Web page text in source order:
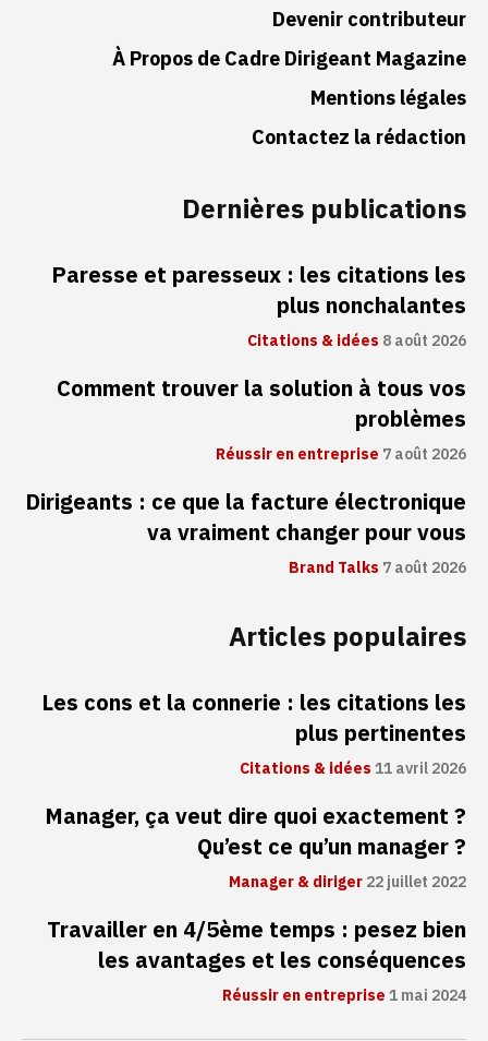
Devenir contributeur
À Propos de Cadre Dirigeant Magazine
Mentions légales
Contactez la rédaction
Dernières publications
Paresse et paresseux : les citations les
plus nonchalantes
Citations & idées8 août 2026
Comment trouver la solution à tous vos
problèmes
Réussir en entreprise 7 août 2026
Dirigeants : ce que la facture électronique
va vraiment changer pour vous
Brand Talks7 août 2026
Articles populaires
Les cons et la connerie : les citations les
plus pertinentes
Citations & idées11 avril 2026
Manager, ça veut dire quoi exactement ?
Qu’est ce qu’un manager ?
Manager & diriger22 juillet 2022
Travailler en 4/5ème temps : pesez bien
les avantages et les conséquences
Réussir en entreprise1 mai 2024